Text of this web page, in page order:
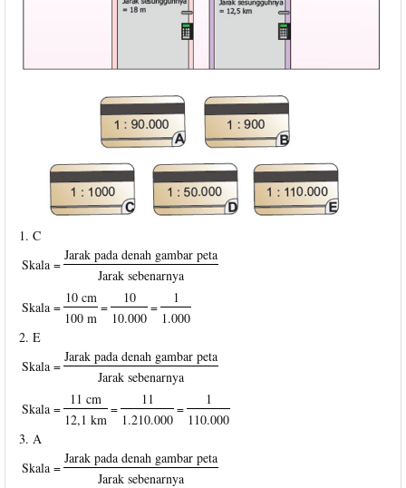
1. C
Skala =
Jarak pada denah gambar peta
Jarak sebenarnya
Skala =
10 cm
=
10
=
1
100 m
10.000
1.000
2. E
Skala =
Jarak pada denah gambar peta
Jarak sebenarnya
Skala =
11 cm
=
11
=
1
12,1 km
1.210.000
110.000
3. A
Skala =
Jarak pada denah gambar peta
Jarak sebenarnya